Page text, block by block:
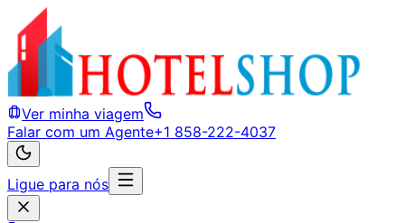
Ver minha viagem
Falar com um Agente+1 858-222-4037
Ligue para nós